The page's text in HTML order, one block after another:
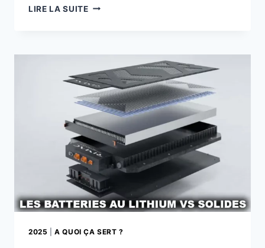
LIRE LA SUITELES
LA
PROMESSE
DE
DIX
JOURS
D’AUTONOMIE
2025 |A QUOI ÇA SERT ?